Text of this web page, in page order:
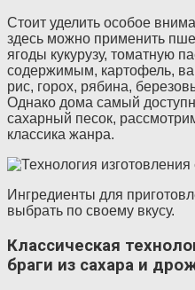
Стоит уделить особое
здесь можно применить
ягоды кукурузу, томатную
содержимым, картофель,
рис, горох, рябина,
Однако дома самый
сахарный песок,
классика жанра.
Ингредиенты для
выбрать по своему вкусу.
Классическая
браги из сахара и